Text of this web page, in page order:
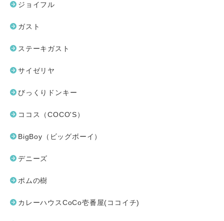
ジョイフル
ガスト
ステーキガスト
サイゼリヤ
びっくりドンキー
ココス（COCO'S）
BigBoy（ビッグボーイ）
デニーズ
ポムの樹
カレーハウスCoCo壱番屋(ココイチ)